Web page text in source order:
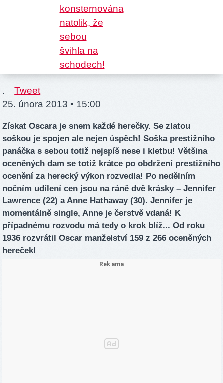
.
Tweet
25. února 2013 • 15:00
Získat Oscara je snem každé herečky. Se zlatou
soškou je spojen ale nejen úspěch! Soška prestižního
panáčka s sebou totiž nejspíš nese i kletbu! Většina
oceněných dam se totiž krátce po obdržení prestižního
ocenění za herecký výkon rozvedla! Po nedělním
nočním udílení cen jsou na ráně dvě krásky – Jennifer
Lawrence (22) a Anne Hathaway (30). Jennifer je
momentálně single, Anne je čerstvě vdaná! K
případnému rozvodu má tedy o krok blíž... Od roku
1936 rozvrátil Oscar manželství 159 z 266 oceněných
hereček!